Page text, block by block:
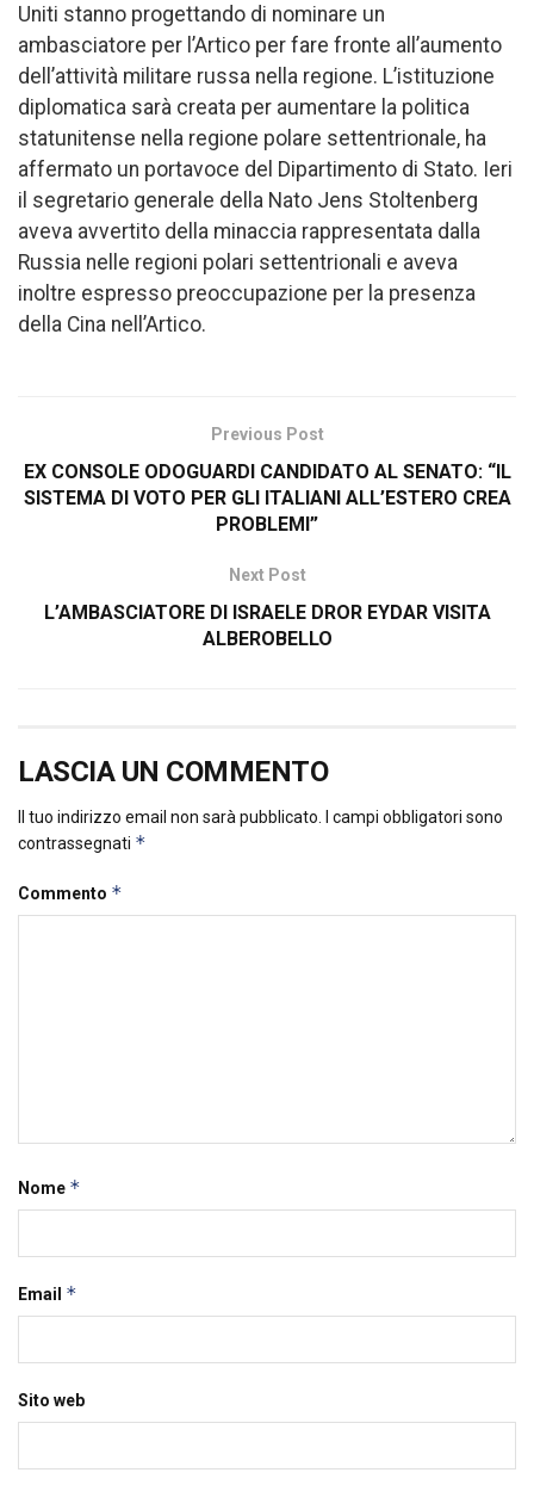
Uniti stanno progettando di nominare un
ambasciatore per l’Artico per fare fronte all’aumento
dell’attività militare russa nella regione. L’istituzione
diplomatica sarà creata per aumentare la politica
statunitense nella regione polare settentrionale, ha
affermato un portavoce del Dipartimento di Stato. Ieri
il segretario generale della Nato Jens Stoltenberg
aveva avvertito della minaccia rappresentata dalla
Russia nelle regioni polari settentrionali e aveva
inoltre espresso preoccupazione per la presenza
della Cina nell’Artico.
Previous Post
EX CONSOLE ODOGUARDI CANDIDATO AL SENATO: “IL
SISTEMA DI VOTO PER GLI ITALIANI ALL’ESTERO CREA
PROBLEMI”
Next Post
L’AMBASCIATORE DI ISRAELE DROR EYDAR VISITA
ALBEROBELLO
LASCIA UN COMMENTO
Il tuo indirizzo email non sarà pubblicato.
I campi obbligatori sono
contrassegnati *
Commento *
Nome *
Email *
Sito web